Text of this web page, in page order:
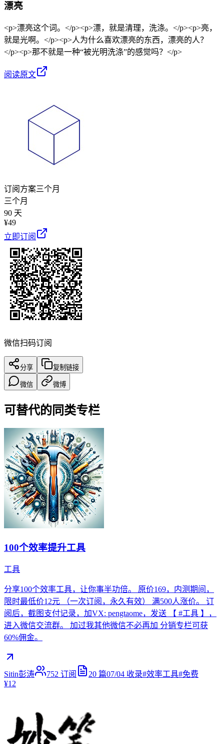
漂亮
<p>漂亮这个词。</p><p>漂，就是清理，洗涤。</p><p>亮，
就是光啊。</p><p>人为什么喜欢漂亮的东西，漂亮的人？
</p><p>那不就是一种“被光明洗涤”的感觉吗？</p>
阅读原文
订阅方案三个月
三个月
90 天
¥49
立即订阅
微信扫码订阅
分享 复制链接
微信 微博
可替代的同类专栏
100个效率提升工具
工具
分享100个效率工具，让你事半功倍。 原价169，内测期间，
限时最低价12元 （一次订阅，永久有效） 满500人涨价。 订
阅后，截图支付记录，加VX: pengtaome，发送 【 #工具 】，
进入微信交流群。 加过我其他微信不必再加 分销专栏可获
60%佣金。
Sitin彭涛 752 订阅 20 篇07/04 收录#效率工具#免费
¥12